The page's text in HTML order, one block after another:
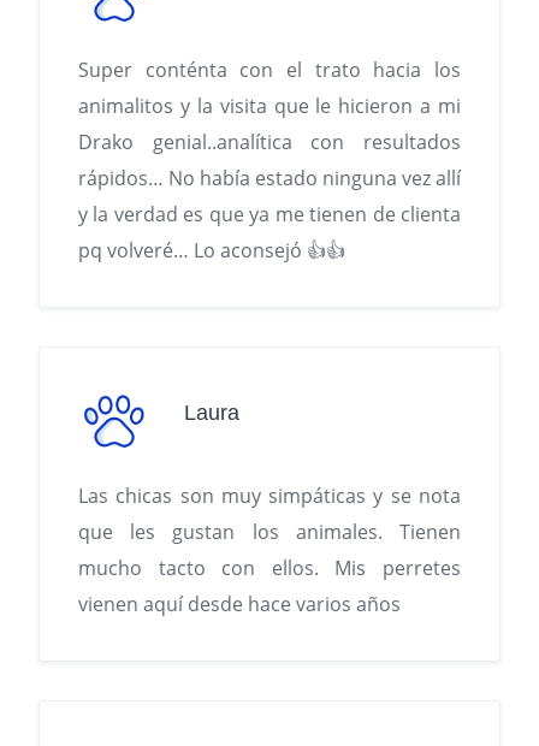
Super conténta con el trato hacia los
animalitos y la visita que le hicieron a mi
Drako genial..analítica con resultados
rápidos… No había estado ninguna vez allí
y la verdad es que ya me tienen de clienta
pq volveré… Lo aconsejó 👍👍
Laura
Las chicas son muy simpáticas y se nota
que les gustan los animales. Tienen
mucho tacto con ellos. Mis perretes
vienen aquí desde hace varios años